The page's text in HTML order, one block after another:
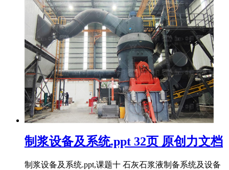
制浆设备及系统.ppt 32页 原创力文档
制浆设备及系统.ppt,课题十 石灰石浆液制备系统及设备